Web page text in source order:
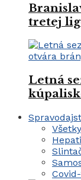
tretej
Letná
Covid-